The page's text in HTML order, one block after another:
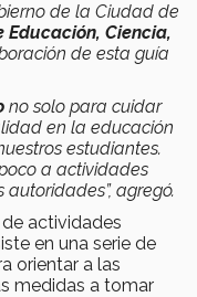
de la Ciudad de
Educación, Ciencia,
de esta guía
no solo para cuidar
en la educación
estudiantes.
a actividades
agregó.
actividades
en una serie de
orientar a las
medidas a tomar